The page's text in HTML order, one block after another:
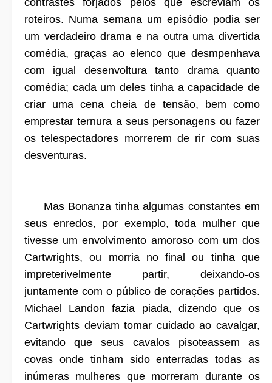
roteiros. Numa semana um episódio podia ser
um verdadeiro drama e na outra uma divertida
comédia, graças ao elenco que desmpenhava
com igual desenvoltura tanto drama quanto
comédia; cada um deles tinha a capacidade de
criar uma cena cheia de tensão, bem como
emprestar ternura a seus personagens ou fazer
os telespectadores morrerem de rir com suas
desventuras.
Mas Bonanza tinha algumas constantes em
seus enredos, por exemplo, toda mulher que
tivesse um envolvimento amoroso com um dos
Cartwrights, ou morria no final ou tinha que
impreterivelmente partir, deixando-os
juntamente com o público de corações partidos.
Michael Landon fazia piada, dizendo que os
Cartwrights deviam tomar cuidado ao cavalgar,
evitando que seus cavalos pisoteassem as
covas onde tinham sido enterradas todas as
inúmeras mulheres que morreram durante os